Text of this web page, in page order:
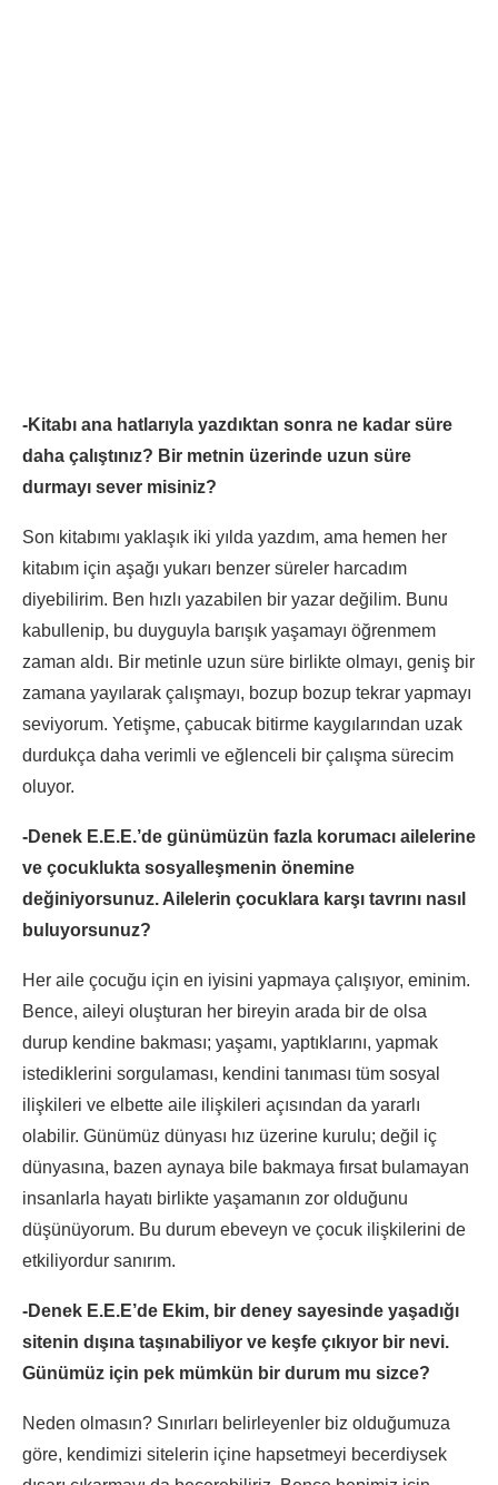
-Kitabı ana hatlarıyla yazdıktan sonra ne kadar süre
daha çalıştınız? Bir metnin üzerinde uzun süre
durmayı sever misiniz?
Son kitabımı yaklaşık iki yılda yazdım, ama hemen her
kitabım için aşağı yukarı benzer süreler harcadım
diyebilirim. Ben hızlı yazabilen bir yazar değilim. Bunu
kabullenip, bu duyguyla barışık yaşamayı öğrenmem
zaman aldı. Bir metinle uzun süre birlikte olmayı, geniş bir
zamana yayılarak çalışmayı, bozup bozup tekrar yapmayı
seviyorum. Yetişme, çabucak bitirme kaygılarından uzak
durdukça daha verimli ve eğlenceli bir çalışma sürecim
oluyor.
-Denek E.E.E.’de günümüzün fazla korumacı ailelerine
ve çocuklukta sosyalleşmenin önemine
değiniyorsunuz. Ailelerin çocuklara karşı tavrını nasıl
buluyorsunuz?
Her aile çocuğu için en iyisini yapmaya çalışıyor, eminim.
Bence, aileyi oluşturan her bireyin arada bir de olsa
durup kendine bakması; yaşamı, yaptıklarını, yapmak
istediklerini sorgulaması, kendini tanıması tüm sosyal
ilişkileri ve elbette aile ilişkileri açısından da yararlı
olabilir. Günümüz dünyası hız üzerine kurulu; değil iç
dünyasına, bazen aynaya bile bakmaya fırsat bulamayan
insanlarla hayatı birlikte yaşamanın zor olduğunu
düşünüyorum. Bu durum ebeveyn ve çocuk ilişkilerini de
etkiliyordur sanırım.
-Denek E.E.E’de Ekim, bir deney sayesinde yaşadığı
sitenin dışına taşınabiliyor ve keşfe çıkıyor bir nevi.
Günümüz için pek mümkün bir durum mu sizce?
Neden olmasın? Sınırları belirleyenler biz olduğumuza
göre, kendimizi sitelerin içine hapsetmeyi becerdiysek